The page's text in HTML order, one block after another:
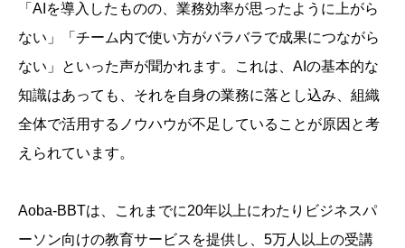
「AIを導入したものの、業務効率が思ったように上がら
ない」「チーム内で使い方がバラバラで成果につながら
ない」といった声が聞かれます。これは、AIの基本的な
知識はあっても、それを自身の業務に落とし込み、組織
全体で活用するノウハウが不足していることが原因と考
えられています。
Aoba-BBTは、これまでに20年以上にわたりビジネスパ
ーソン向けの教育サービスを提供し、5万人以上の受講